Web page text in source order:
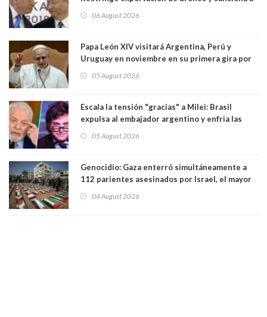
06 August 2026
Papa León XIV visitará Argentina, Perú y
Uruguay en noviembre en su primera gira por
05 August 2026
Escala la tensión "gracias" a Milei: Brasil
expulsa al embajador argentino y enfria las
trasandino
05 August 2026
Genocidio: Gaza enterró simultáneamente a
112 parientes asesinados por Israel, el mayor
muertos figuran 44 niños y nueve ancianos
04 August 2026